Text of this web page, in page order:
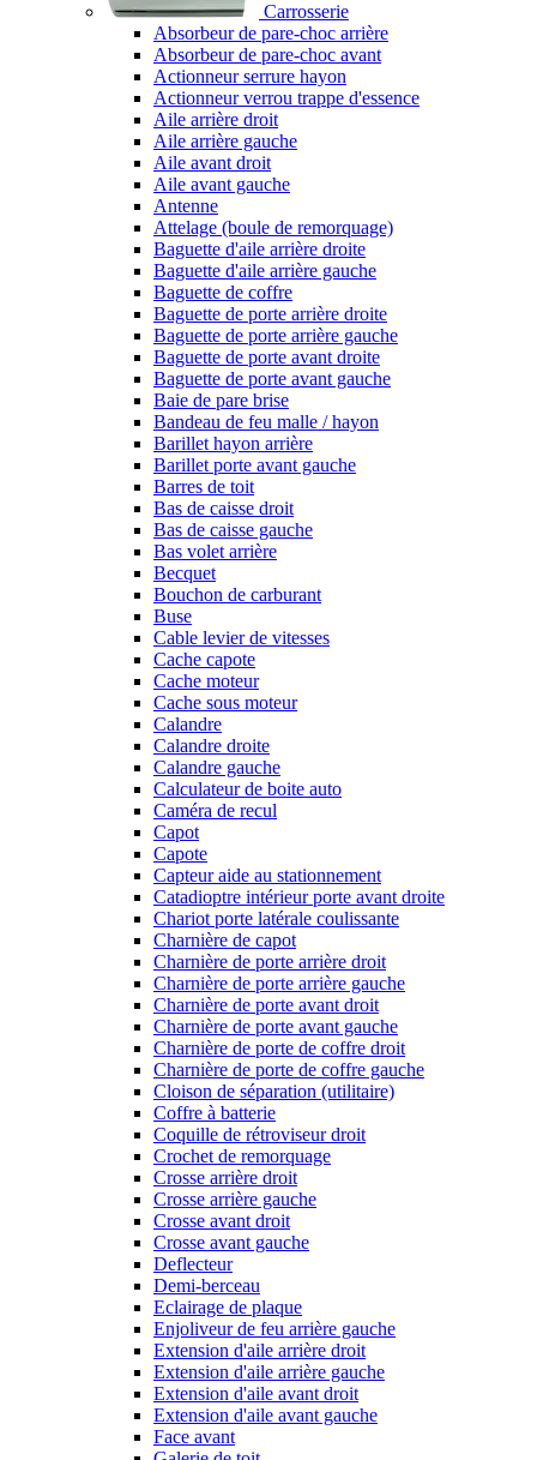
Carrosserie
Absorbeur de pare-choc arrière
Absorbeur de pare-choc avant
Actionneur serrure hayon
Actionneur verrou trappe d'essence
Aile arrière droit
Aile arrière gauche
Aile avant droit
Aile avant gauche
Antenne
Attelage (boule de remorquage)
Baguette d'aile arrière droite
Baguette d'aile arrière gauche
Baguette de coffre
Baguette de porte arrière droite
Baguette de porte arrière gauche
Baguette de porte avant droite
Baguette de porte avant gauche
Baie de pare brise
Bandeau de feu malle / hayon
Barillet hayon arrière
Barillet porte avant gauche
Barres de toit
Bas de caisse droit
Bas de caisse gauche
Bas volet arrière
Becquet
Bouchon de carburant
Buse
Cable levier de vitesses
Cache capote
Cache moteur
Cache sous moteur
Calandre
Calandre droite
Calandre gauche
Calculateur de boite auto
Caméra de recul
Capot
Capote
Capteur aide au stationnement
Catadioptre intérieur porte avant droite
Chariot porte latérale coulissante
Charnière de capot
Charnière de porte arrière droit
Charnière de porte arrière gauche
Charnière de porte avant droit
Charnière de porte avant gauche
Charnière de porte de coffre droit
Charnière de porte de coffre gauche
Cloison de séparation (utilitaire)
Coffre à batterie
Coquille de rétroviseur droit
Crochet de remorquage
Crosse arrière droit
Crosse arrière gauche
Crosse avant droit
Crosse avant gauche
Deflecteur
Demi-berceau
Eclairage de plaque
Enjoliveur de feu arrière gauche
Extension d'aile arrière droit
Extension d'aile arrière gauche
Extension d'aile avant droit
Extension d'aile avant gauche
Face avant